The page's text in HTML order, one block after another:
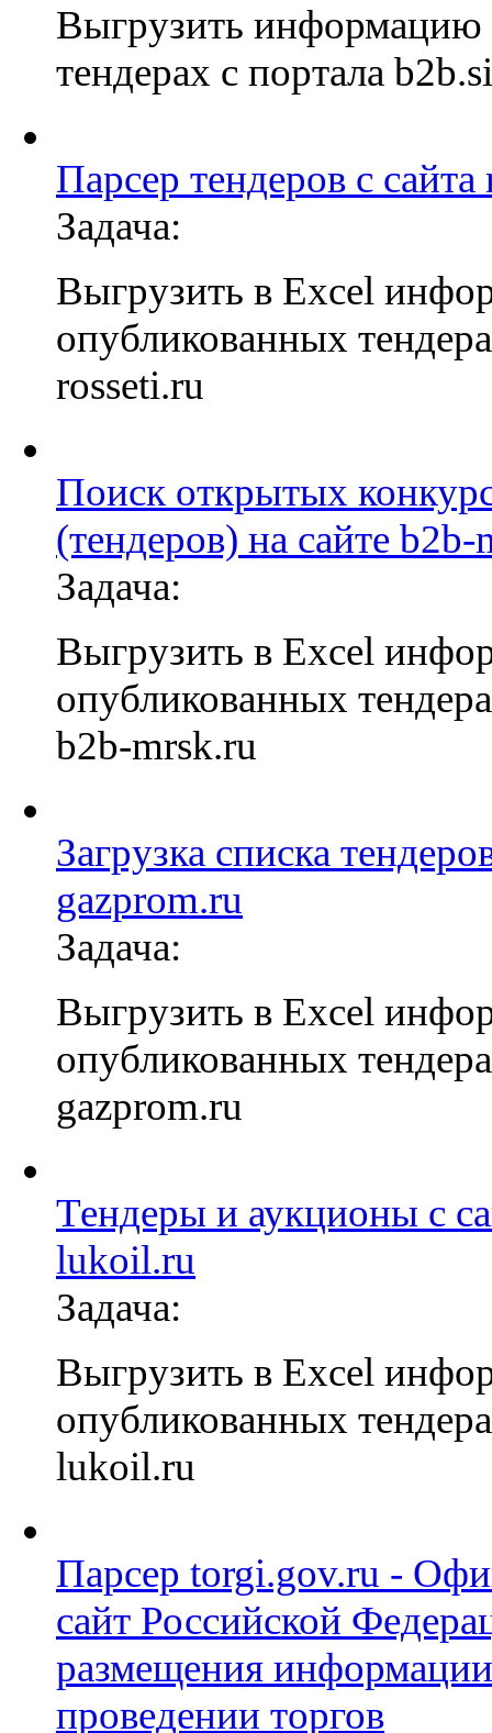
Выгрузить информацию
тендерах с портала
Парсер тендеров с сайта
Задача:
Выгрузить в Excel
опубликованных
rosseti.ru
Поиск открытых
(тендеров) на сайте
Задача:
Выгрузить в Excel
опубликованных
b2b-mrsk.ru
Загрузка списка
gazprom.ru
Задача:
Выгрузить в Excel
опубликованных
gazprom.ru
Тендеры и аукционы с
lukoil.ru
Задача:
Выгрузить в Excel
опубликованных
lukoil.ru
Парсер torgi.gov.ru -
сайт Российской
размещения
проведении торгов